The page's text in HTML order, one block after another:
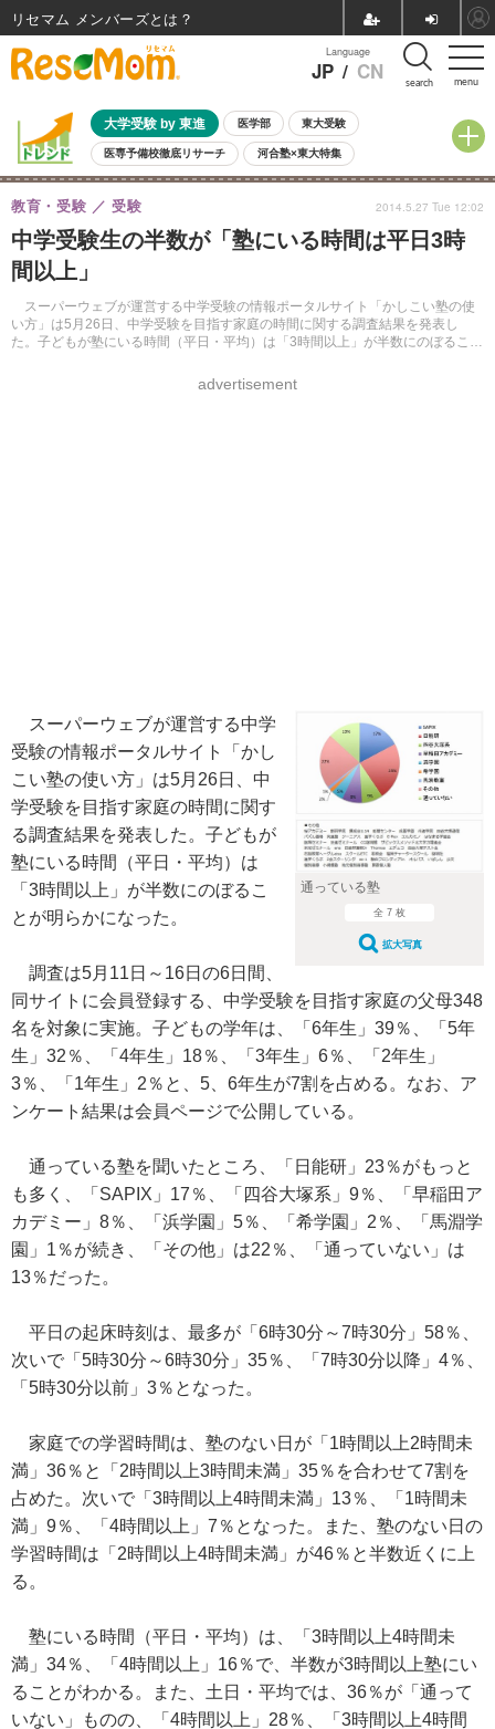
menu
Language
JP / CN search
大学受験 by 東進 医学部 東大受験
医専予備校徹底リサーチ 河合塾×東大特集
親子で考える大学選び 高校受験 中学受験 小学校受験
共通テスト 夏休み
8月開催イベント・WS 全国公立高校 過去問 人気記事
自由研究教材（小学生向け）
中学受験生の半数が「塾にいる時間は平日3時
間以上」
スーパーウェブが運営する中学受験の情報ポータルサイト「かしこい塾の使
い方」は5月26日、中学受験を目指す家庭の時間に関する調査結果を発表し
た。子どもが塾にいる時間（平日・平均）は「3時間以上」が半数にのぼること
教育・受験 受験
advertisement
2014.5.27 Tue 12:02
通っている塾
全 7 枚
拡大写真
スーパーウェブが運営する中学
受験の情報ポータルサイト「かし
こい塾の使い方」は5月26日、中
学受験を目指す家庭の時間に関す
る調査結果を発表した。子どもが
塾にいる時間（平日・平均）は
「3時間以上」が半数にのぼるこ
とが明らかになった。
調査は5月11日～16日の6日間、
同サイトに会員登録する、中学受験を目指す家庭の父母348
名を対象に実施。子どもの学年は、「6年生」39％、「5年
生」32％、「4年生」18％、「3年生」6％、「2年生」
3％、「1年生」2％と、5、6年生が7割を占める。なお、ア
ンケート結果は会員ページで公開している。
通っている塾を聞いたところ、「日能研」23％がもっと
も多く、「SAPIX」17％、「四谷大塚系」9％、「早稲田ア
カデミー」8％、「浜学園」5％、「希学園」2％、「馬淵学
園」1％が続き、「その他」は22％、「通っていない」は
13％だった。
平日の起床時刻は、最多が「6時30分～7時30分」58％、
次いで「5時30分～6時30分」35％、「7時30分以降」4％、
「5時30分以前」3％となった。
家庭での学習時間は、塾のない日が「1時間以上2時間未
満」36％と「2時間以上3時間未満」35％を合わせて7割を
占めた。次いで「3時間以上4時間未満」13％、「1時間未
満」9％、「4時間以上」7％となった。また、塾のない日の
学習時間は「2時間以上4時間未満」が46％と半数近くに上
る。
塾にいる時間（平日・平均）は、「3時間以上4時間未
満」34％、「4時間以上」16％で、半数が3時間以上塾にい
ることがわかる。また、土日・平均では、36％が「通って
いない」ものの、「4時間以上」28％、「3時間以上4時間
リセマム メンバーズ